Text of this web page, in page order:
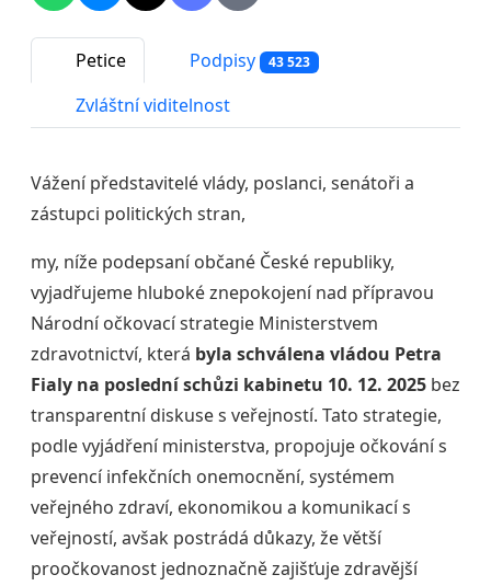
Petice Podpisy 43 523
Zvláštní viditelnost
Vážení představitelé vlády, poslanci, senátoři a
zástupci politických stran,
my, níže podepsaní občané České republiky,
vyjadřujeme hluboké znepokojení nad přípravou
Národní očkovací strategie Ministerstvem
zdravotnictví, která byla schválena vládou Petra
Fialy na poslední schůzi kabinetu 10. 12. 2025 bez
transparentní diskuse s veřejností. Tato strategie,
podle vyjádření ministerstva, propojuje očkování s
prevencí infekčních onemocnění, systémem
veřejného zdraví, ekonomikou a komunikací s
veřejností, avšak postrádá důkazy, že větší
proočkovanost jednoznačně zajišťuje zdravější